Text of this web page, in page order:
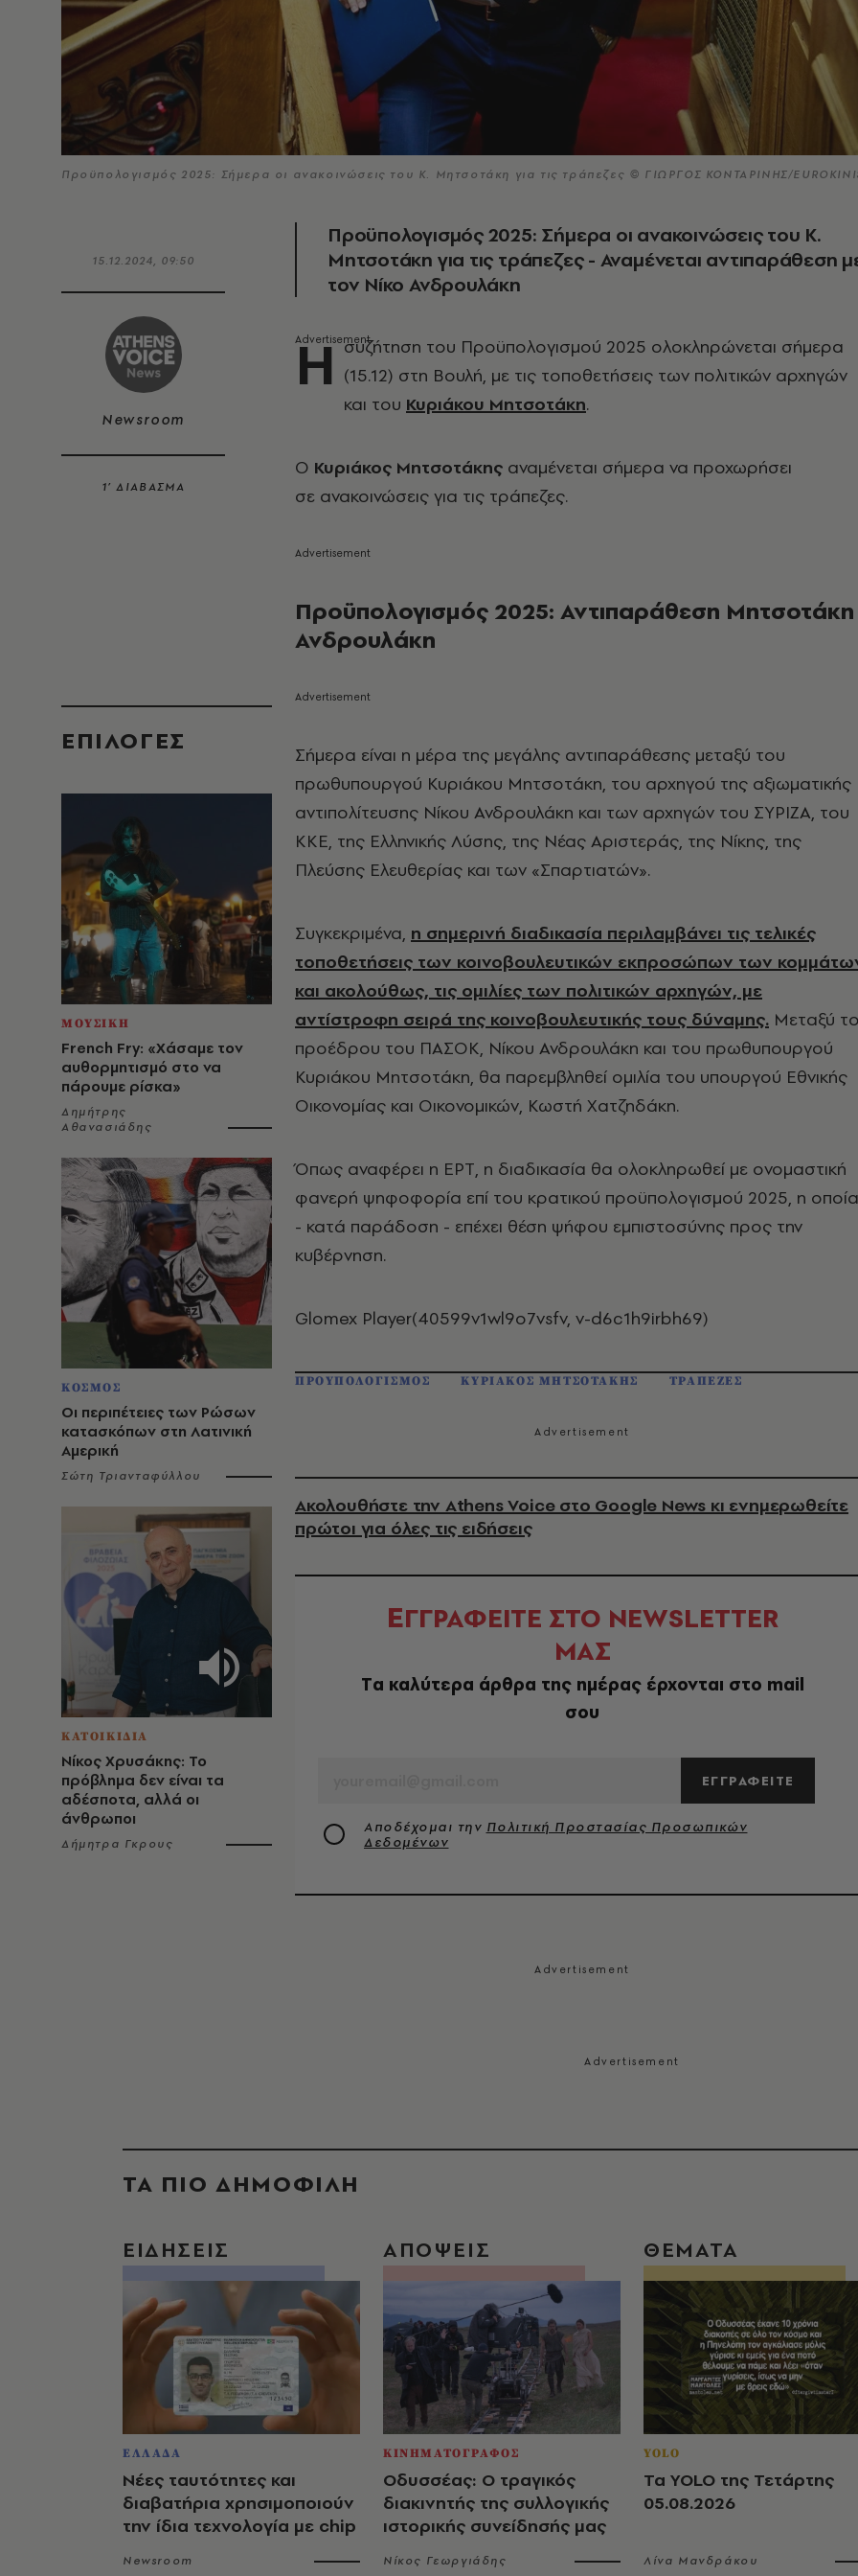
Προϋπολογισμός 2025: Σήμερα οι ανακοινώσεις του Κ. Μητσοτάκη για τις τράπεζες © ΓΙΩΡΓΟΣ ΚΟΝΤΑΡΙΝΗΣ/
15.12.2024, 09:50
Newsroom
1’ ΔΙΑΒΑΣΜΑ
EΠΙΛΟΓΈΣ
ΜΟΥΣΙΚΗ
French Fry: «Χάσαμε τον
αυθορμητισμό στο να
πάρουμε ρίσκα»
Δημήτρης
Αθανασιάδης
ΚΟΣΜΟΣ
Οι περιπέτειες των Ρώσων
κατασκόπων στη Λατινική
Αμερική
Σώτη Τριανταφύλλου
ΚΑΤΟΙΚΙΔΙΑ
Νίκος Χρυσάκης: Το
πρόβλημα δεν είναι τα
αδέσποτα, αλλά οι
άνθρωποι
Δήμητρα Γκρους
Προϋπολογισμός 2025: Σήμερα οι ανακοινώσεις του Κ.
Μητσοτάκη για τις τράπεζες - Αναμένεται αντιπαράθεση
τον Νίκο Ανδρουλάκη
Η συζήτηση του Προϋπολογισμού 2025 ολοκληρώνεται σήμερα
(15.12) στη Βουλή, με τις τοποθετήσεις των πολιτικών αρχηγών
και του Κυριάκου Μητσοτάκη.
Ο Κυριάκος Μητσοτάκης αναμένεται σήμερα να προχωρήσει
σε ανακοινώσεις για τις τράπεζες.
Προϋπολογισμός 2025: Αντιπαράθεση
Ανδρουλάκη
Σήμερα είναι η μέρα της μεγάλης αντιπαράθεσης μεταξύ του
πρωθυπουργού Κυριάκου Μητσοτάκη, του αρχηγού της αξιωματικής
αντιπολίτευσης Νίκου Ανδρουλάκη και των αρχηγών του ΣΥΡΙΖΑ, του
ΚΚΕ, της Ελληνικής Λύσης, της Νέας Αριστεράς, της Νίκης, της
Πλεύσης Ελευθερίας και των «Σπαρτιατών».
Συγκεκριμένα, η σημερινή διαδικασία περιλαμβάνει τις τελικές
τοποθετήσεις των κοινοβουλευτικών εκπροσώπων των
και ακολούθως, τις ομιλίες των πολιτικών αρχηγών, με
αντίστροφη σειρά της κοινοβουλευτικής τους δύναμης. Μεταξύ
προέδρου του ΠΑΣΟΚ, Νίκου Ανδρουλάκη και του πρωθυπουργού
Κυριάκου Μητσοτάκη, θα παρεμβληθεί ομιλία του υπουργού Εθνικής
Οικονομίας και Οικονομικών, Κωστή Χατζηδάκη.
Όπως αναφέρει η ΕΡΤ, η διαδικασία θα ολοκληρωθεί με ονομαστική
φανερή ψηφοφορία επί του κρατικού προϋπολογισμού 2025, η οποία
- κατά παράδοση - επέχει θέση ψήφου εμπιστοσύνης προς την
κυβέρνηση.
Glomex Player(40599v1wl9o7vsfv, v-d6c1h9irbh69)
ΠΡΟΥΠΟΛΟΓΙΣΜΟΣ ΚΥΡΙΑΚΟΣ ΜΗΤΣΟΤΑΚΗΣ ΤΡΑΠΕΖΕΣ
Ακολουθήστε την Athens Voice στο Google News κι ενημερωθείτε
πρώτοι για όλες τις ειδήσεις
ΕΓΓΡΑΦΕΙΤΕ ΣΤΟ NEWSLETTER
ΜΑΣ
Tα καλύτερα άρθρα της ημέρας έρχονται στο mail
σου
ΕΓΓΡΑΦΕΙΤΕ
Αποδέχομαι την Πολιτική Προστασίας Προσωπικών
Δεδομένων
ΤΑ ΠΙΟ ΔΗΜΟΦΙΛΗ
ΕΙΔΗΣΕΙΣ
ΕΛΛΑΔΑ
Νέες ταυτότητες και
διαβατήρια χρησιμοποιούν
την ίδια τεχνολογία με chip
Newsroom
ΑΠΟΨΕΙΣ
ΚΙΝΗΜΑΤΟΓΡΑΦΟΣ
Οδυσσέας: Ο τραγικός
διακινητής της συλλογικής
ιστορικής συνείδησής μας
Νίκος Γεωργιάδης
ΘΕΜΑΤΑ
YOLO
Τα YOLO της Τετάρτης
05.08.2026
Λίνα Μανδράκου